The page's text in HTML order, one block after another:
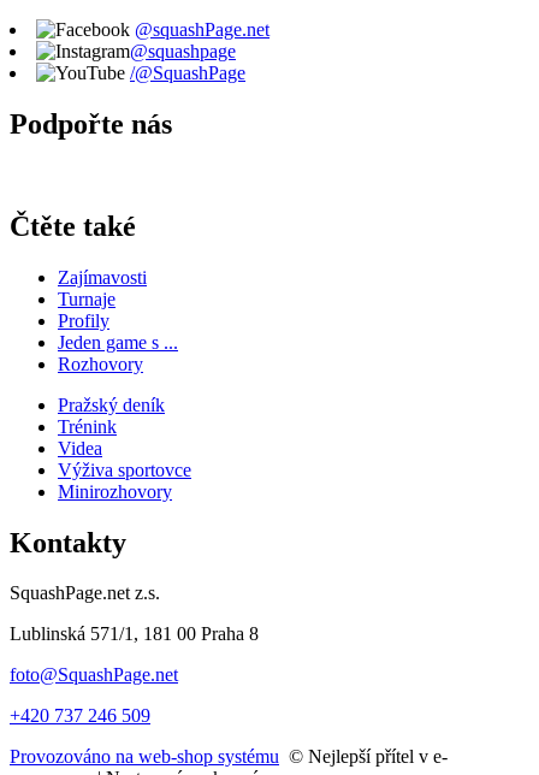
@squashPage.net
@squashpage
/@SquashPage
Podpořte nás
Čtěte také
Zajímavosti
Turnaje
Profily
Jeden game s ...
Rozhovory
Pražský deník
Trénink
Videa
Výživa sportovce
Minirozhovory
Kontakty
SquashPage.net z.s.
Lublinská 571/1, 181 00 Praha 8
foto@SquashPage.net
+420 737 246 509
Provozováno na web-shop systému © Nejlepší přítel v e-